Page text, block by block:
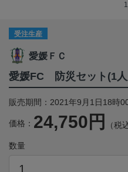
受注生産
愛媛ＦＣ
愛媛FC 防災セット(1
販売期間：2021年9月1日18時
価格： 24,750円 （税
数量